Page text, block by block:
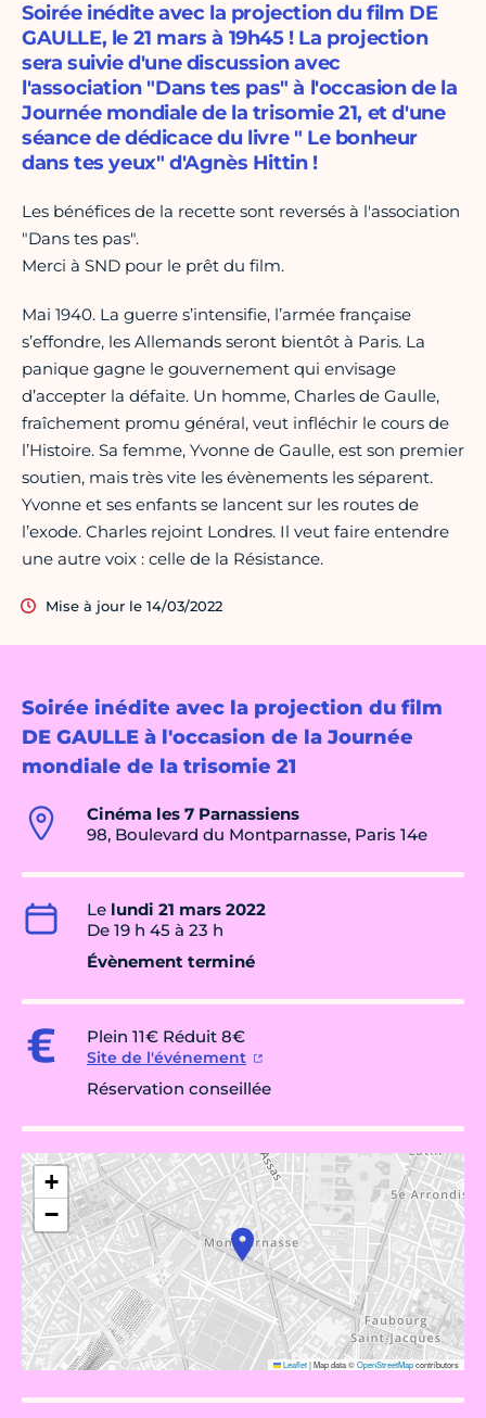
Soirée inédite avec la projection du film
DE GAULLE à l'occasion de la Journée
mondiale de la trisomie 21
Cinéma les 7 Parnassiens
98, Boulevard du Montparnasse, Paris 14e
Le lundi 21 mars 2022
De 19 h 45 à 23 h
Évènement terminé
Plein 11€ Réduit 8€
Site de l'événement
Réservation conseillée
+
−
Leaflet|Map data ©OpenStreetMapcontributors
Soirée inédite avec la projection du film DE
GAULLE, le 21 mars à 19h45 ! La projection
sera suivie d'une discussion avec
l'association "Dans tes pas" à l'occasion de la
Journée mondiale de la trisomie 21, et d'une
séance de dédicace du livre " Le bonheur
dans tes yeux" d'Agnès Hittin !
Les bénéfices de la recette sont reversés à l'association
"Dans tes pas".
Merci à SND pour le prêt du film.
Mai 1940. La guerre s’intensifie, l’armée française
s’effondre, les Allemands seront bientôt à Paris. La
panique gagne le gouvernement qui envisage
d’accepter la défaite. Un homme, Charles de Gaulle,
fraîchement promu général, veut infléchir le cours de
l’Histoire. Sa femme, Yvonne de Gaulle, est son premier
soutien, mais très vite les évènements les séparent.
Yvonne et ses enfants se lancent sur les routes de
l’exode. Charles rejoint Londres. Il veut faire entendre
une autre voix : celle de la Résistance.
Mise à jour le 14/03/2022